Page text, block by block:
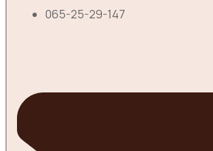
065-25-29-147